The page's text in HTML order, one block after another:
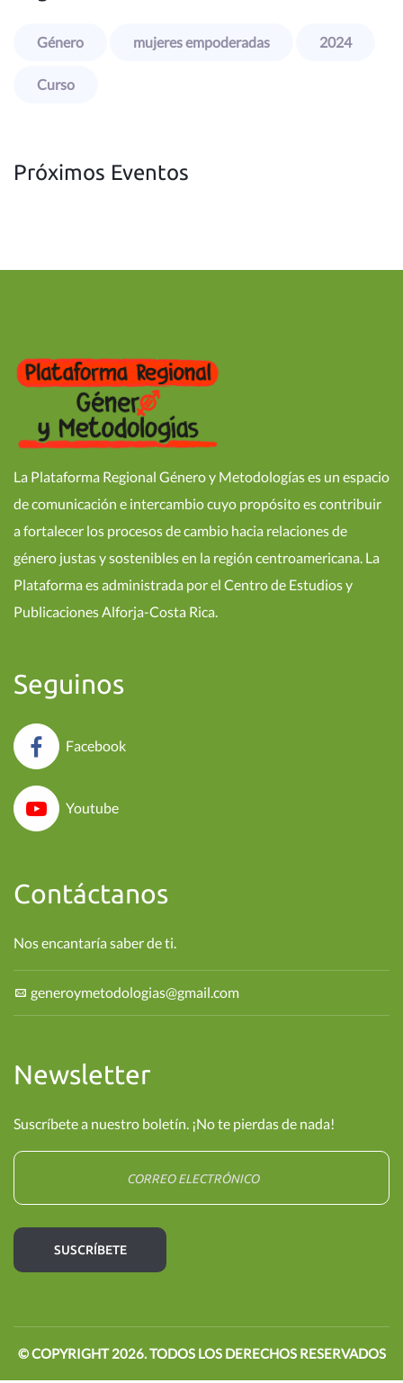
Género mujeres empoderadas 2024
Curso
Próximos Eventos
La Plataforma Regional Género y Metodologías es un espacio
de comunicación e intercambio cuyo propósito es contribuir
a fortalecer los procesos de cambio hacia relaciones de
género justas y sostenibles en la región centroamericana. La
Plataforma es administrada por el Centro de Estudios y
Publicaciones Alforja-Costa Rica.
Seguinos
Facebook
Youtube
Contáctanos
Nos encantaría saber de ti.
generoymetodologias@gmail.com
Newsletter
Suscríbete a nuestro boletín. ¡No te pierdas de nada!
© COPYRIGHT2026. TODOS LOS DERECHOS RESERVADOS